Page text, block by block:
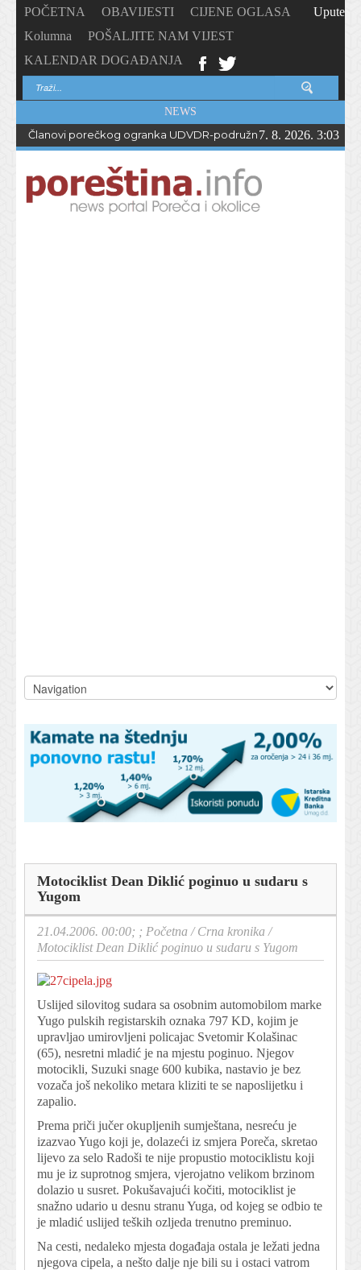
POČETNA OBAVIJESTI
CIJENE OGLASA
Kolumna
POŠALJITE NAM VIJEST
KALENDAR DOGAĐANJA
Upute
NEWS
Članovi porečkog ogranka UDVDR-podružnice Istarske
7. 8. 2026. 3:03
Motociklist Dean Diklić poginuo u sudaru s
Yugom
21.04.2006. 00:00; ; Početna /Crna kronika /
Motociklist Dean Diklić poginuo u sudaru s Yugom
Uslijed silovitog sudara sa osobnim automobilom marke
Yugo pulskih registarskih oznaka 797 KD, kojim je
upravljao umirovljeni policajac Svetomir Kolašinac
(65), nesretni mladić je na mjestu poginuo. Njegov
motocikli, Suzuki snage 600 kubika, nastavio je bez
vozača još nekoliko metara kliziti te se naposlijetku i
zapalio.
Prema priči jučer okupljenih sumještana, nesreću je
izazvao Yugo koji je, dolazeći iz smjera Poreča, skretao
lijevo za selo Radoši te nije propustio motociklistu koji
mu je iz suprotnog smjera, vjerojatno velikom brzinom
dolazio u susret. Pokušavajući kočiti, motociklist je
snažno udario u desnu stranu Yuga, od kojeg se odbio te
je mladić uslijed teških ozljeda trenutno preminuo.
Na cesti, nedaleko mjesta događaja ostala je ležati jedna
njegova cipela, a nešto dalje nje bili su i ostaci vatrom